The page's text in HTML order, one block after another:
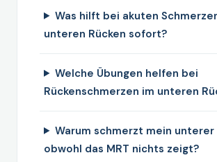
Was hilft bei akuten
unteren Rücken sofort?
Welche Übungen helfen bei
Rückenschmerzen im unteren
Warum schmerzt mein unterer
obwohl das MRT nichts zeigt?